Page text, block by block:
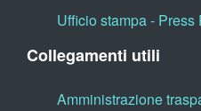
Ufficio stampa - Press
Collegamenti utili
Amministrazione